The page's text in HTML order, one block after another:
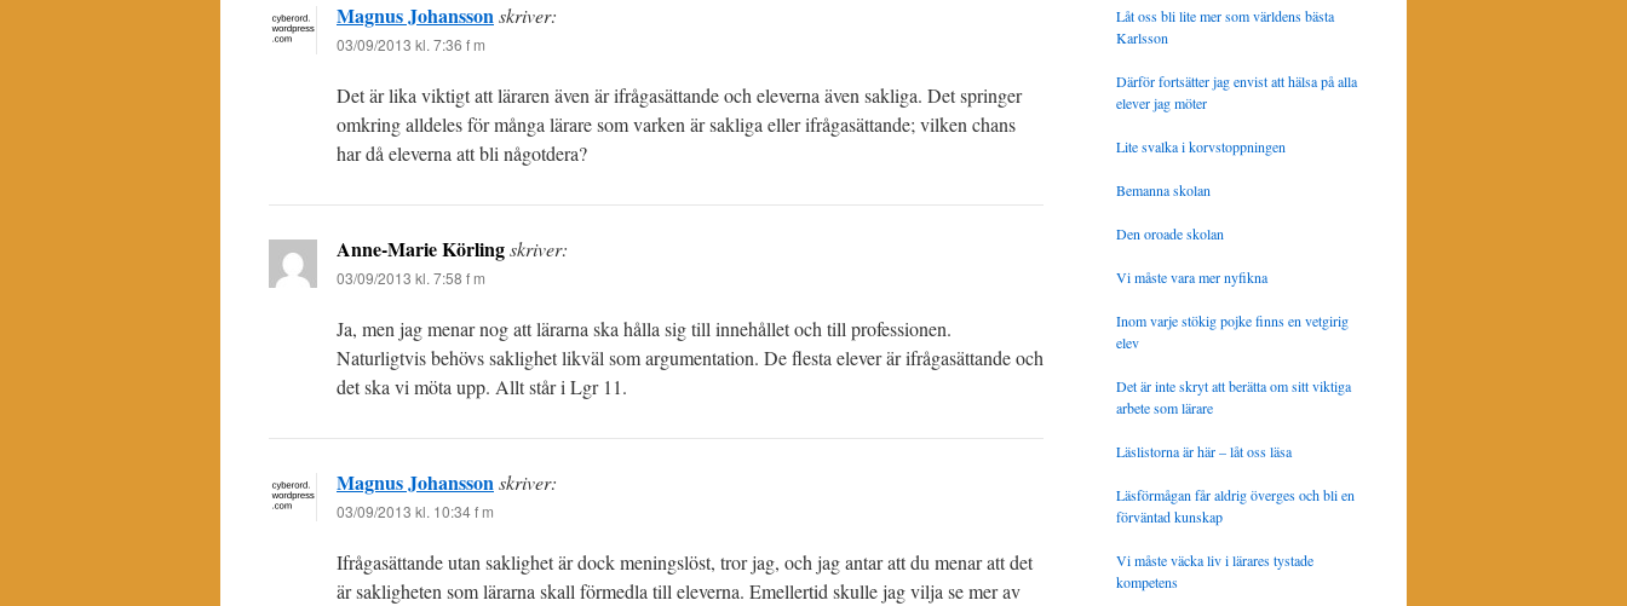
Magnus Johanssonskriver:
03/09/2013 kl. 7:36 f m
Det är lika viktigt att läraren även är ifrågasättande och eleverna även sakliga. Det springer
omkring alldeles för många lärare som varken är sakliga eller ifrågasättande; vilken chans
har då eleverna att bli någotdera?
Anne-Marie Körlingskriver:
03/09/2013 kl. 7:58 f m
Ja, men jag menar nog att lärarna ska hålla sig till innehållet och till professionen.
Naturligtvis behövs saklighet likväl som argumentation. De flesta elever är ifrågasättande och
det ska vi möta upp. Allt står i Lgr 11.
Magnus Johanssonskriver:
03/09/2013 kl. 10:34 f m
Ifrågasättande utan saklighet är dock meningslöst, tror jag, och jag antar att du menar att det
är sakligheten som lärarna skall förmedla till eleverna. Emellertid skulle jag vilja se mer av
Låt oss bli lite mer som världens bästa
Karlsson
Därför fortsätter jag envist att hälsa på alla
elever jag möter
Lite svalka i korvstoppningen
Bemanna skolan
Den oroade skolan
Vi måste vara mer nyfikna
Inom varje stökig pojke finns en vetgirig
elev
Det är inte skryt att berätta om sitt viktiga
arbete som lärare
Läslistorna är här – låt oss läsa
Läsförmågan får aldrig överges och bli en
förväntad kunskap
Vi måste väcka liv i lärares tystade
kompetens